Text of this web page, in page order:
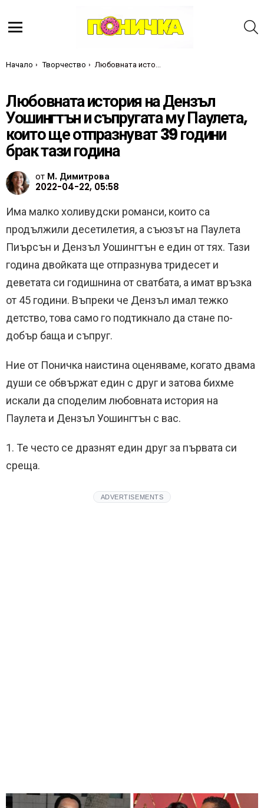
Ти си тук:
Начало Творчество Любовната история на Дензъл Уошингтън и съпругата му Паулета, които ще отпразнуват 39 години брак тази година
Любовната история на Дензъл
Уошингтън и съпругата му Паулета,
които ще отпразнуват 39 години
брак тази година
от М. Димитрова
2022-04-22, 05:58
Има малко холивудски романси, които са
продължили десетилетия, а съюзът на Паулета
Пиърсън и Дензъл Уошингтън е един от тях. Тази
година двойката ще отпразнува тридесет и
деветата си годишнина от сватбата, а имат връзка
от 45 години. Въпреки че Дензъл имал тежко
детство, това само го подтикнало да стане по-
добър баща и съпруг.
Ние от Поничка наистина оценяваме, когато двама
души се обвържат един с друг и затова бихме
искали да споделим любовната история на
Паулета и Дензъл Уошингтън с вас.
1. Те често се дразнят един друг за първата си
среща.
ADVERTISEMENTS